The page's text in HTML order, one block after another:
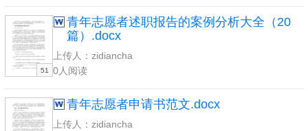
51
青年志愿者述职报告的案例分析大全（20
篇）.docx
上传人：zidiancha
0人阅读
青年志愿者申请书范文.docx
上传人：zidiancha